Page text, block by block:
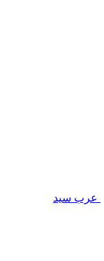
عرب سيد